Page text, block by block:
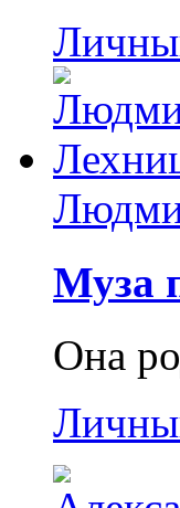
Муза
Она